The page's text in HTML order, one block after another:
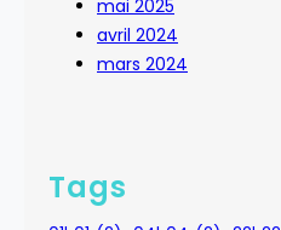
mai 2025
avril 2024
mars 2024
Tags